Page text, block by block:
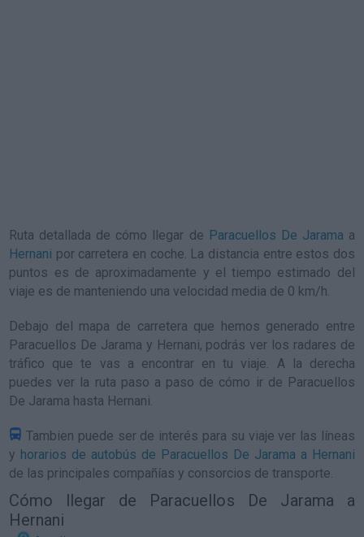
Ruta detallada de cómo llegar de Paracuellos De Jarama a
Hernani por carretera en coche. La distancia entre estos dos
puntos es de aproximadamente y el tiempo estimado del
viaje es de manteniendo una velocidad media de 0 km/h.
Debajo del mapa de carretera que hemos generado entre
Paracuellos De Jarama y Hernani, podrás ver los radares de
tráfico que te vas a encontrar en tu viaje. A la derecha
puedes ver la ruta paso a paso de cómo ir de Paracuellos
De Jarama hasta Hernani.
Tambien puede ser de interés para su viaje ver las líneas
y horarios de autobús de Paracuellos De Jarama a Hernani
de las principales compañías y consorcios de transporte.
Cómo llegar de Paracuellos De Jarama a
Hernani